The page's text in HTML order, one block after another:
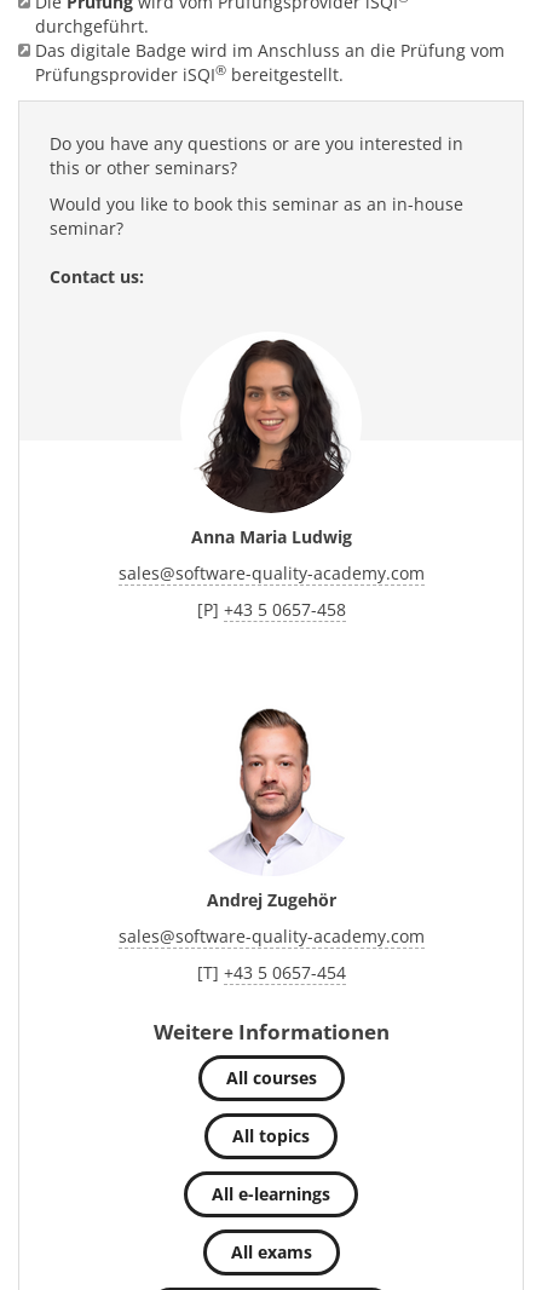
durchgeführt.
Das digitale Badge wird im Anschluss an die Prüfung vom
Prüfungsprovider iSQI® bereitgestellt.
Do you have any questions or are you interested in
this or other seminars?
Would you like to book this seminar as an in-house
seminar?
Contact us:
Anna Maria Ludwig
sales@software-quality-academy.com
[P] +43 5 0657-458
Andrej Zugehör
sales@software-quality-academy.com
[T] +43 5 0657-454
Weitere Informationen
All courses
All topics
All e-learnings
All exams